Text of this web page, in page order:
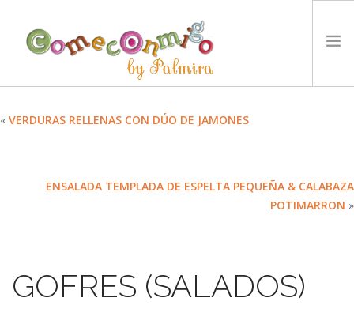
NUESTRA FILOSOFÍA
SEARCH SITE
« VERDURAS RELLENAS CON DÚO DE JAMONES
ENSALADA TEMPLADA DE ESPELTA PEQUEÑA & CALABAZA
POTIMARRON »
GOFRES (SALADOS)